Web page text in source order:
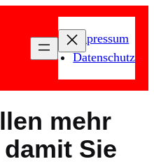
Impressum
Datenschutz
mehr
Sie